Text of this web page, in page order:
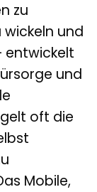
zu
und
entwickelt
und
oft die
Mobile,